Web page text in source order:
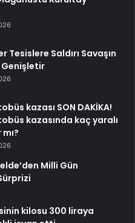
Tesislere Saldırı Savaşın
Genişletir
kazası SON DAKİKA!
kazasında kaç yaralı
Milli Gün
kilosu 300 liraya